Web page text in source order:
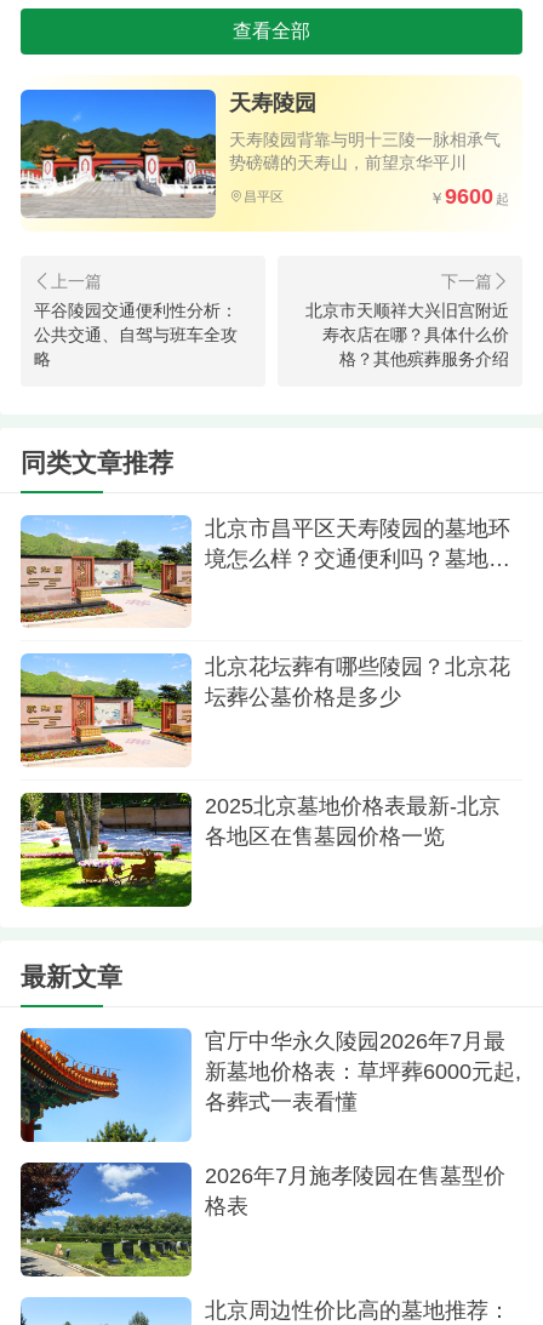
化配置反映了陵园对多元需求的精准把握，也体现
了北京殡葬市场分层消费的趋势。
关于陵园性质，天寿陵园是由北京天寿陵园有
需强调其合规性——1997年经北京市民政局批准设
立，受《北京市殡葬管理条例》严格监管。作为私
营陵园，其在服务创新（如定制化礼仪、在线祭扫
等）和景观营造（欧式园林与中式传统结合）上更
具灵活性，但收费标准也普遍高于公益性公墓。
营业时间设定为每日8:00-18:00，覆盖绝大多数
祭扫需求时段，且全年无休（包括节假日），便于
家属安排行程。需注意的是，清明等高峰期间可能
延长服务时间或实施预约分流，建议提前官网查询
公告。陵园位于昌平区南口镇，毗邻燕山山脉，自
路至天寿陵园站，交通便利性为其加分不少。对于
有意向的用户，建议实地考察对比。
查看全部
天寿陵园
天寿陵园背靠与明十三陵一脉相承气
势磅礴的天寿山，前望京华平川
昌平区 9600
平谷陵园交通便利性分析：
公共交通、自驾与班车全攻
略
北京市天顺祥大兴旧宫附近
寿衣店在哪？具体什么价
格？其他殡葬服务介绍
同类文章推荐
北京市昌平区天寿陵园的墓地环
境怎么样？交通便利吗？墓地价
北京花坛葬有哪些陵园？北京花
坛葬公墓价格是多少
2025北京墓地价格表最新-北京
各地区在售墓园价格一览
最新文章
官厅中华永久陵园2026年7月最
新墓地价格表：草坪葬6000元起,
各葬式一表看懂
2026年7月施孝陵园在售墓型价
格表
北京周边性价比高的墓地推荐：